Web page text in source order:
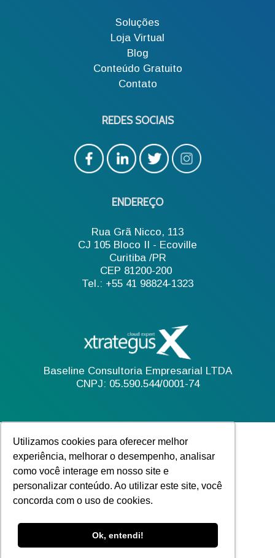
Utilizamos cookies para oferecer melhor
experiência, melhorar o desempenho, analisar
como você interage em nosso site e
personalizar conteúdo. Ao utilizar este site, você
concorda com o uso de cookies.
Ok, entendi!
Soluções
Loja Virtual
Blog
Conteúdo Gratuito
Contato
REDES SOCIAIS
ENDEREÇO
Rua Grã Nicco, 113
CJ 105 Bloco II - Ecoville
Curitiba /PR
CEP 81200-200
Tel.: +55 41 98824-1323
Baseline Consultoria Empresarial LTDA
CNPJ: 05.590.544/0001-74